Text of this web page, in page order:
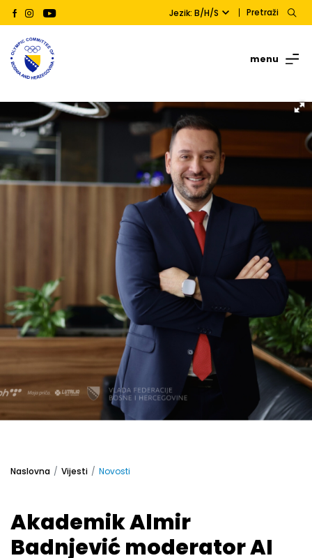
Jezik: B/H/S Pretraži
menu
Naslovna Vijesti Novosti
Akademik Almir
Badnjević moderator AI